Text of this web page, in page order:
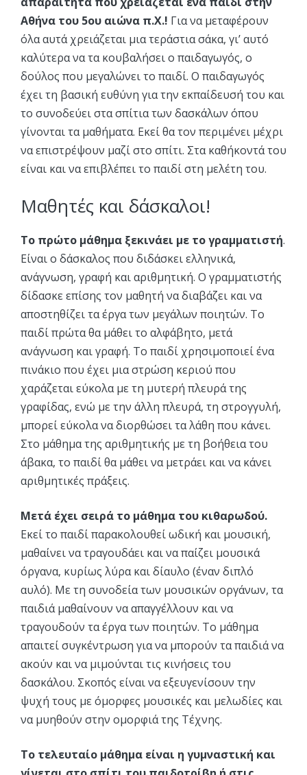
Αθήνα του 5ου αιώνα π.Χ.! Για να μεταφέρουν
όλα αυτά χρειάζεται μια τεράστια σάκα, γι’ αυτό
καλύτερα να τα κουβαλήσει ο παιδαγωγός, ο
δούλος που μεγαλώνει το παιδί. Ο παιδαγωγός
έχει τη βασική ευθύνη για την εκπαίδευσή του και
το συνοδεύει στα σπίτια των δασκάλων όπου
γίνονται τα μαθήματα. Εκεί θα τον περιμένει μέχρι
να επιστρέψουν μαζί στο σπίτι. Στα καθήκοντά του
είναι και να επιβλέπει το παιδί στη μελέτη του.
Μαθητές και δάσκαλοι!
Το πρώτο μάθημα ξεκινάει με το γραμματιστή.
Είναι ο δάσκαλος που διδάσκει ελληνικά,
ανάγνωση, γραφή και αριθμητική. Ο γραμματιστής
δίδασκε επίσης τον μαθητή να διαβάζει και να
αποστηθίζει τα έργα των μεγάλων ποιητών. Το
παιδί πρώτα θα μάθει το αλφάβητο, μετά
ανάγνωση και γραφή. Το παιδί χρησιμοποιεί ένα
πινάκιο που έχει μια στρώση κεριού που
χαράζεται εύκολα με τη μυτερή πλευρά της
γραφίδας, ενώ με την άλλη πλευρά, τη στρογγυλή,
μπορεί εύκολα να διορθώσει τα λάθη που κάνει.
Στο μάθημα της αριθμητικής με τη βοήθεια του
άβακα, το παιδί θα μάθει να μετράει και να κάνει
αριθμητικές πράξεις.
Μετά έχει σειρά το μάθημα του κιθαρωδού.
Εκεί το παιδί παρακολουθεί ωδική και μουσική,
μαθαίνει να τραγουδάει και να παίζει μουσικά
όργανα, κυρίως λύρα και δίαυλο (έναν διπλό
αυλό). Με τη συνοδεία των μουσικών οργάνων, τα
παιδιά μαθαίνουν να απαγγέλλουν και να
τραγουδούν τα έργα των ποιητών. Το μάθημα
απαιτεί συγκέντρωση για να μπορούν τα παιδιά να
ακούν και να μιμούνται τις κινήσεις του
δασκάλου. Σκοπός είναι να εξευγενίσουν την
ψυχή τους με όμορφες μουσικές και μελωδίες και
να μυηθούν στην ομορφιά της Τέχνης.
Το τελευταίο μάθημα είναι η γυμναστική και